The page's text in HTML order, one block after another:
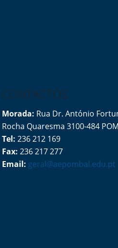
CONTACTOS
Morada: Rua Dr. António
Rocha Quaresma 3100-484
Tel: 236 212 169
Fax: 236 217 277
Email: geral@aepombal.edu.pt